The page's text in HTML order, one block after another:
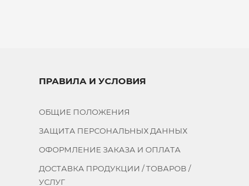
ПРАВИЛА И УСЛОВИЯ
ОБЩИЕ ПОЛОЖЕНИЯ
ЗАЩИТА ПЕРСОНАЛЬНЫХ ДАННЫХ
ОФОРМЛЕНИЕ ЗАКАЗА И ОПЛАТА
ДОСТАВКА ПРОДУКЦИИ / ТОВАРОВ /
УСЛУГ